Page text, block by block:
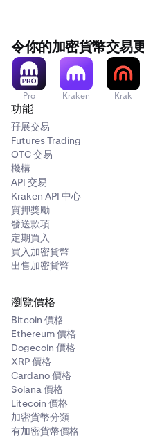
在特殊情況下，系統會恢
示潛在的數據過時問題。
地區限制：
歐洲經濟區 (EEA) 用戶
(0% 抵押品價值)。
令你的加密貨幣交易
Pro Kraken Krak
功能
孖展交易
Futures Trading
OTC 交易
機構
API 交易
Kraken API 中心
質押獎勵
發送款項
定期買入
買入加密貨幣
出售加密貨幣
瀏覽價格
Bitcoin 價格
Ethereum 價格
Dogecoin 價格
XRP 價格
Cardano 價格
Solana 價格
Litecoin 價格
加密貨幣分類
有加密貨幣價格